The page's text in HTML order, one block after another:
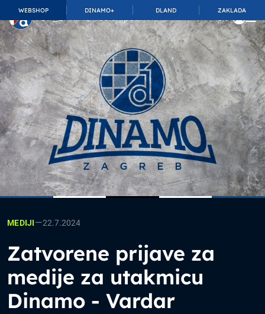
WEBSHOP DINAMO+ DLAND ZAKLADA
TOP_BAR.MembershipSuffix
MEDIJI—22.7.2024
Zatvorene prijave za
medije za utakmicu
Dinamo - Vardar